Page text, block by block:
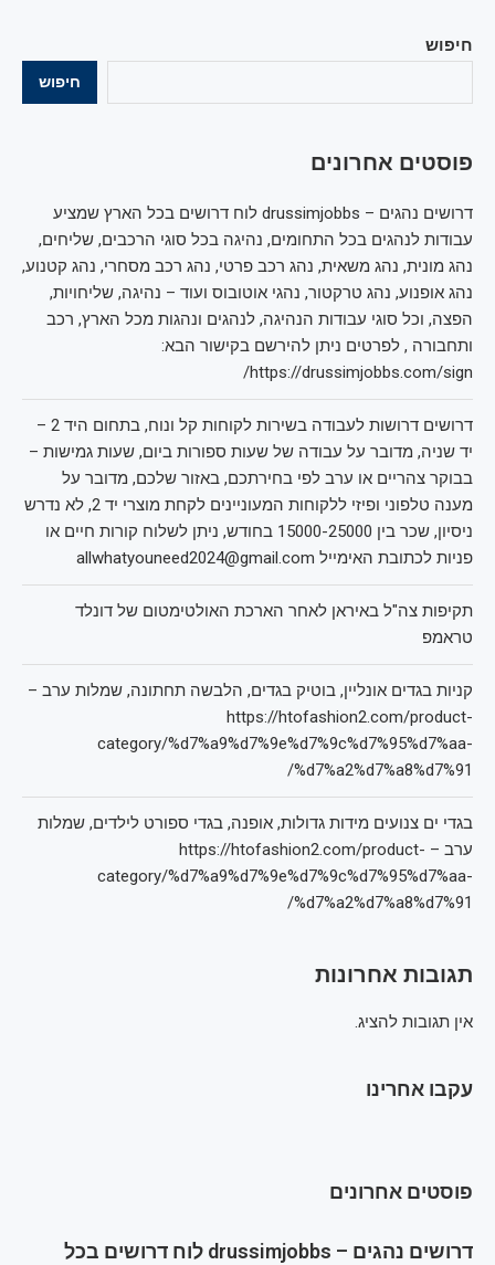
חיפוש
חיפוש
פוסטים אחרונים
דרושים נהגים – drussimjobbs לוח דרושים בכל הארץ שמציע
עבודות לנהגים בכל התחומים, נהיגה בכל סוגי הרכבים, שליחים,
נהג מונית, נהג משאית, נהג רכב פרטי, נהג רכב מסחרי, נהג קטנוע,
נהג אופנוע, נהג טרקטור, נהגי אוטובוס ועוד – נהיגה, שליחויות,
הפצה, וכל סוגי עבודות הנהיגה, לנהגים ונהגות מכל הארץ, רכב
ותחבורה , לפרטים ניתן להירשם בקישור הבא:
https://drussimjobbs.com/sign/
דרושים דרושות לעבודה בשירות לקוחות קל ונוח, בתחום היד 2 –
יד שניה, מדובר על עבודה של שעות ספורות ביום, שעות גמישות –
בבוקר צהריים או ערב לפי בחירתכם, באזור שלכם, מדובר על
מענה טלפוני ופיזי ללקוחות המעוניינים לקחת מוצרי יד 2, לא נדרש
ניסיון, שכר בין 15000-25000 בחודש, ניתן לשלוח קורות חיים או
פניות לכתובת האימייל allwhatyouneed2024@gmail.com
תקיפות צה"ל באיראן לאחר הארכת האולטימטום של דונלד
טראמפ
קניות בגדים אונליין, בוטיק בגדים, הלבשה תחתונה, שמלות ערב –
https://htofashion2.com/product-
category/%d7%a9%d7%9e%d7%9c%d7%95%d7%aa-
%d7%a2%d7%a8%d7%91/
בגדי ים צנועים מידות גדולות, אופנה, בגדי ספורט לילדים, שמלות
ערב – https://htofashion2.com/product-
category/%d7%a9%d7%9e%d7%9c%d7%95%d7%aa-
%d7%a2%d7%a8%d7%91/
תגובות אחרונות
אין תגובות להציג.
עקבו אחרינו
פוסטים אחרונים
דרושים נהגים – drussimjobbs לוח דרושים בכל